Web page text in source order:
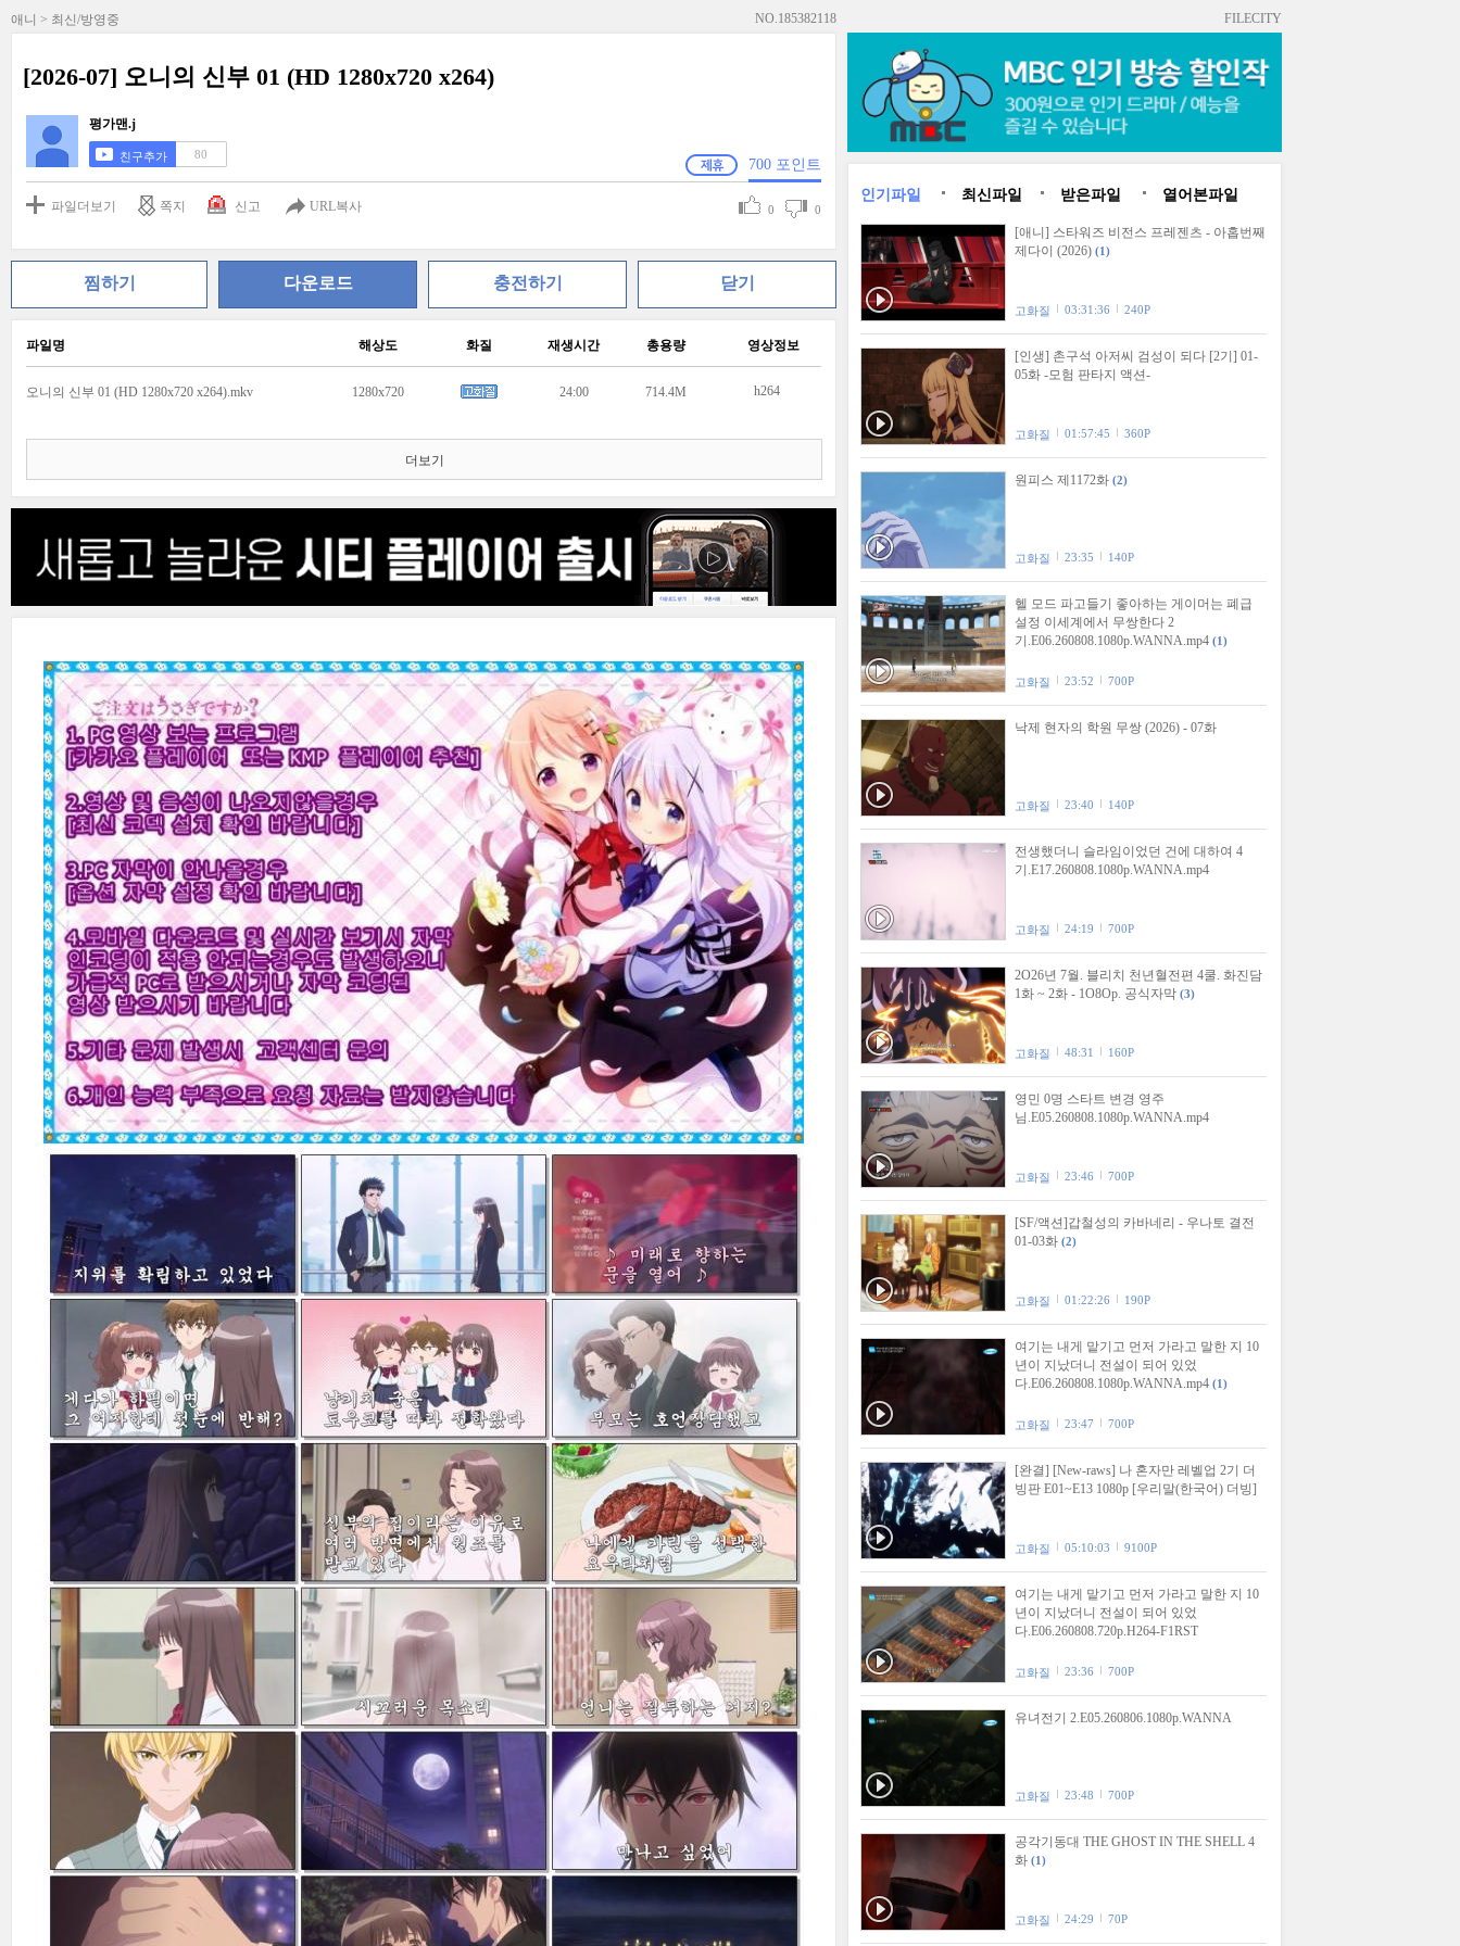
애니 > 최신/방영중 NO.185382118
[2026-07] 오니의 신부 01 (HD 1280x720 x264)
평가맨.j
친구추가 80
700 포인트
파일더보기 쪽지 신고 URL복사 0 0
찜하기 다운로드 충전하기 닫기
파일명 해상도 화질 재생시간 총용량 영상정보
오니의 신부 01 (HD 1280x720 x264).mkv 1280x720 24:00 714.4M h264
더보기
FILECITY
인기파일 최신파일 받은파일 열어본파일
[애니] 스타워즈 비전스 프레젠츠 - 아홉번째
제다이 (2026) (1)
고화질 03:31:36 240P
[인생] 촌구석 아저씨 검성이 되다 [2기] 01-
05화 -모험 판타지 액션-
고화질 01:57:45 360P
원피스 제1172화 (2)
고화질 23:35 140P
헬 모드 파고들기 좋아하는 게이머는 폐급
설정 이세계에서 무쌍한다 2
기.E06.260808.1080p.WANNA.mp4 (1)
고화질 23:52 700P
낙제 현자의 학원 무쌍 (2026) - 07화
고화질 23:40 140P
전생했더니 슬라임이었던 건에 대하여 4
기.E17.260808.1080p.WANNA.mp4
고화질 24:19 700P
2O26년 7월. 블리치 천년혈전편 4쿨. 화진담
1화 ~ 2화 - 1O8Op. 공식자막 (3)
고화질 48:31 160P
영민 0명 스타트 변경 영주
님.E05.260808.1080p.WANNA.mp4
고화질 23:46 700P
[SF/액션]갑철성의 카바네리 - 우나토 결전
01-03화 (2)
고화질 01:22:26 190P
여기는 내게 맡기고 먼저 가라고 말한 지 10
년이 지났더니 전설이 되어 있었
다.E06.260808.1080p.WANNA.mp4 (1)
고화질 23:47 700P
[완결] [New-raws] 나 혼자만 레벨업 2기 더
빙판 E01~E13 1080p [우리말(한국어) 더빙]
고화질 05:10:03 9100P
여기는 내게 맡기고 먼저 가라고 말한 지 10
년이 지났더니 전설이 되어 있었
다.E06.260808.720p.H264-F1RST
고화질 23:36 700P
유녀전기 2.E05.260806.1080p.WANNA
고화질 23:48 700P
공각기동대 THE GHOST IN THE SHELL 4
화 (1)
고화질 24:29 70P